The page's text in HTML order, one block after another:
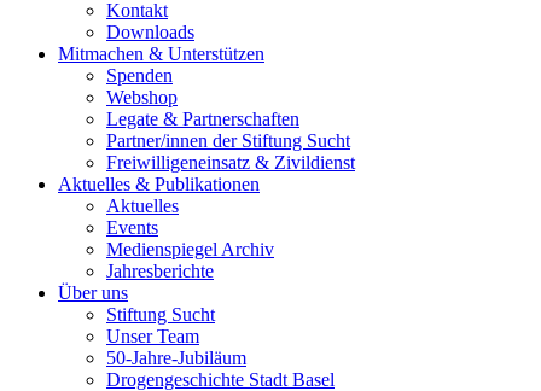
Kontakt
Downloads
Mitmachen & Unterstützen
Spenden
Webshop
Legate & Partnerschaften
Partner/innen der Stiftung Sucht
Freiwilligeneinsatz & Zivildienst
Aktuelles & Publikationen
Aktuelles
Events
Medienspiegel Archiv
Jahresberichte
Über uns
Stiftung Sucht
Unser Team
50-Jahre-Jubiläum
Drogengeschichte Stadt Basel